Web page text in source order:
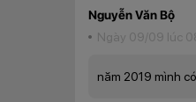
lại không gian
nghiệm của
Nguyễn Văn Bộ
Ngày 09/09 lúc
năm 2019 mình